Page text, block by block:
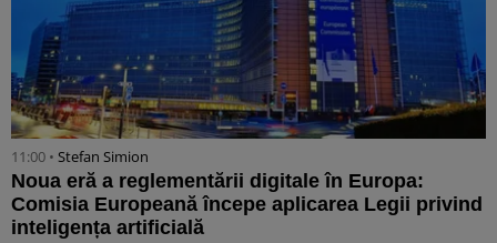
11:00 • Stefan Simion
Noua eră a reglementării digitale în Europa:
Comisia Europeană începe aplicarea Legii privind
inteligența artificială